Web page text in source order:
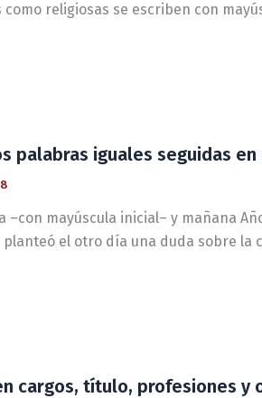
religiosas se escriben con
palabras iguales seguidas
–con mayúscula inicial– y mañana
el otro día una duda sobre la
cargos, título, profesiones y